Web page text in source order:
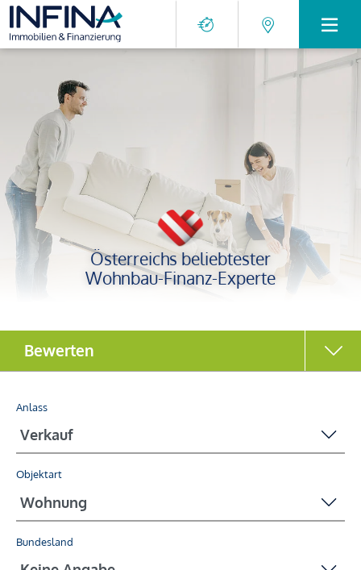
Österreichs beliebtester
Wohnbau-Finanz-Experte
Anlass
Objektart
Bundesland
Bewerten